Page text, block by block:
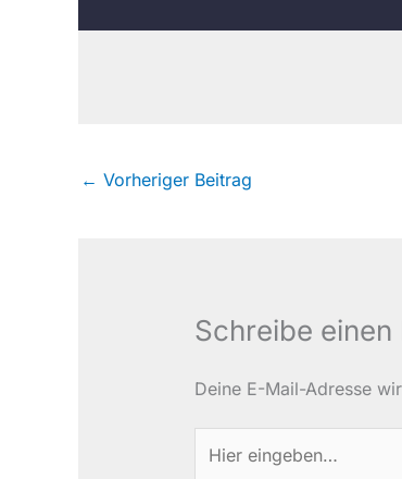
← Vorheriger Beitrag
Schreibe
Deine E-Mail-Adresse
eingeben…